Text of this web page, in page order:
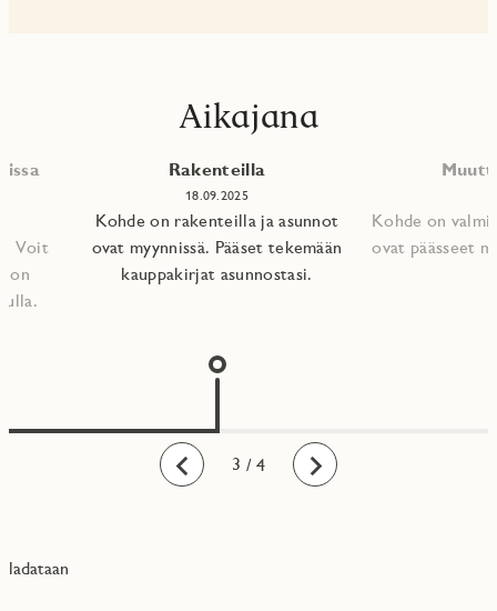
Aikajana
Taaksepäin
Voit
Rakenteilla
18.09.2025
Kohde on rakenteilla ja asunnot
ovat myynnissä. Pääset tekemään
kauppakirjat asunnostasi.​
Kohde on
ovat päässeet
Eteenpäin
1
2
3
4 / 4
ladataan